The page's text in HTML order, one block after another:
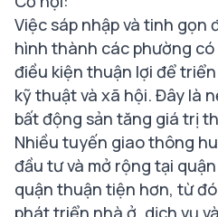
Việc sáp nhập và tinh gọn
hình thành các phường
điều kiện thuận lợi để
kỹ thuật và xã hội. Đây là
bất động sản tăng giá trị
Nhiều tuyến giao thông
đầu tư và mở rộng tại
quận thuận tiện hơn, từ